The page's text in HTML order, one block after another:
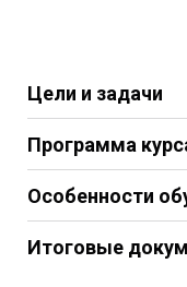
Цели и задачи
Программа
Особенности
Итоговые